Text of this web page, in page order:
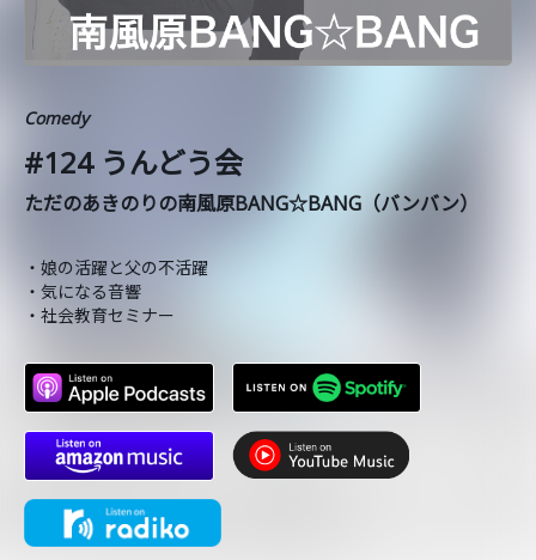
Comedy
#124 うんどう会
ただのあきのりの南風原BANG☆BANG（バンバン）
・娘の活躍と父の不活躍
・気になる音響
・社会教育セミナー